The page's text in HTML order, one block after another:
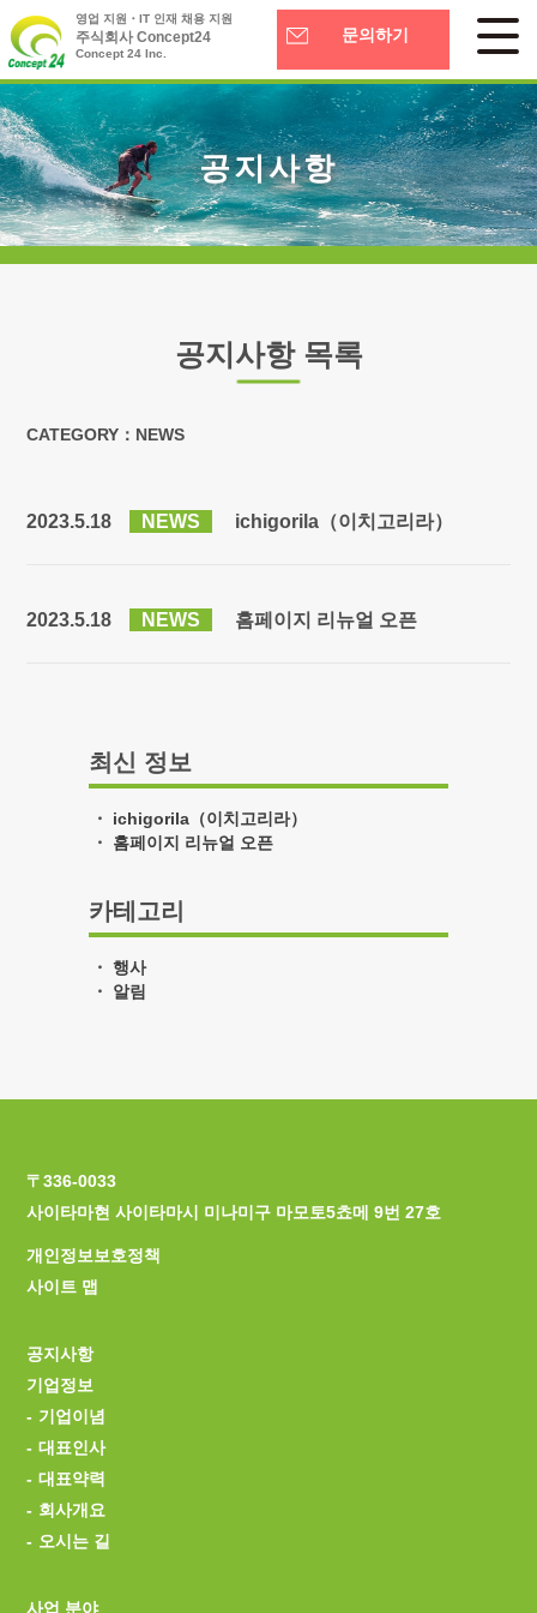
영업 지원・IT 인재 채용 지원
주식회사 Concept24
Concept 24 Inc.
문의하기
공지사항
공지사항 목록
CATEGORY：NEWS
2023.5.18 NEWS ichigorila（이치고리라）
2023.5.18 NEWS 홈페이지 리뉴얼 오픈
최신 정보
ichigorila（이치고리라）
홈페이지 리뉴얼 오픈
카테고리
행사
알림
〒336-0033
사이타마현 사이타마시 미나미구 마모토5쵸메 9번 27호
개인정보보호정책
사이트 맵
공지사항
기업정보
기업이념
대표인사
대표약력
회사개요
오시는 길
사업 분야